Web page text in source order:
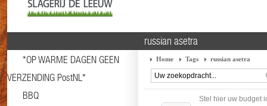
*OP WARME DAGEN GEEN
VERZENDING PostNL*
BBQ
russian asetra
Home Tags russian asetra
Stel hier uw budget